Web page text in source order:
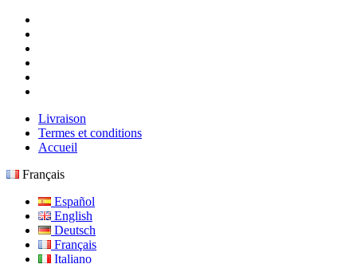
Livraison
Termes et conditions
Accueil
Français
Español
English
Deutsch
Français
Italiano